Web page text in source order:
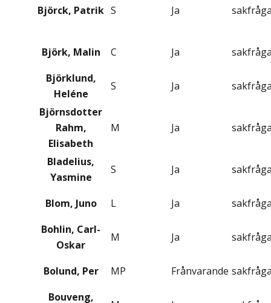
Björck, Patrik S Ja
Björk, Malin C Ja
Björklund,
Heléne
S Ja
Björnsdotter
Rahm,
Elisabeth
M Ja
Bladelius,
Yasmine
S Ja
Blom, Juno L Ja
Bohlin, Carl-
Oskar
M Ja
Bolund, Per MP Frånvarande
Bouveng,